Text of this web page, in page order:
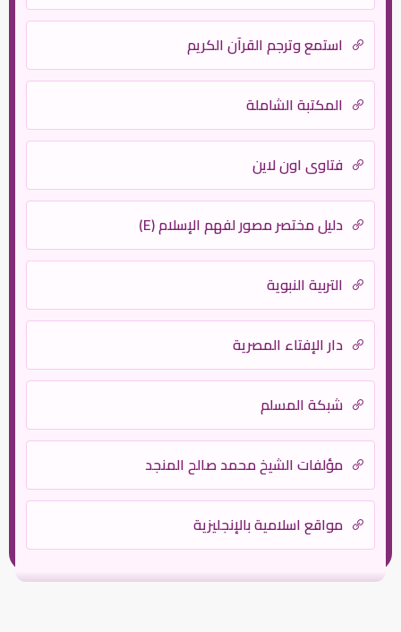
استمع وترجم القرآن الكريم
المكتبة الشاملة
فتاوى اون لاين
دليل مختصر مصور لفهم الإسلام (E)
التربية النبوية
دار الإفتاء المصرية
شبكة المسلم
مؤلفات الشيخ محمد صالح المنجد
مواقع اسلامية بالإنجليزية